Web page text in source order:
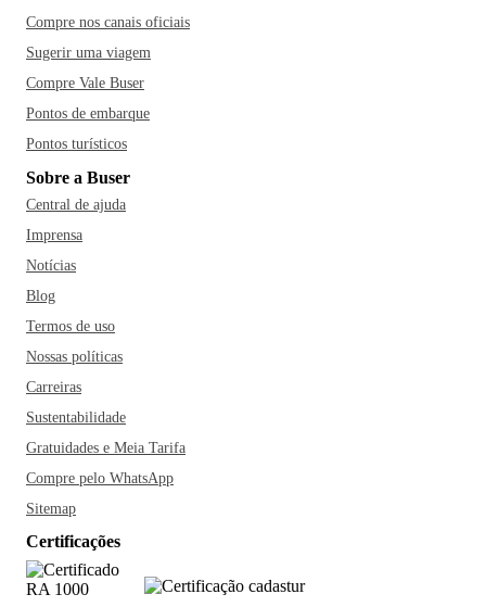
Compre nos canais oficiais
Sugerir uma viagem
Compre Vale Buser
Pontos de embarque
Pontos turísticos
Sobre a Buser
Central de ajuda
Imprensa
Notícias
Blog
Termos de uso
Nossas políticas
Carreiras
Sustentabilidade
Gratuidades e Meia Tarifa
Compre pelo WhatsApp
Sitemap
Certificações